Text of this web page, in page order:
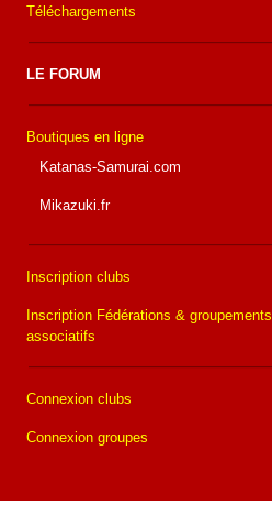
Téléchargements
LE FORUM
Boutiques en ligne
Katanas-Samurai.com
Mikazuki.fr
Inscription clubs
Inscription Fédérations & groupements
associatifs
Connexion clubs
Connexion groupes